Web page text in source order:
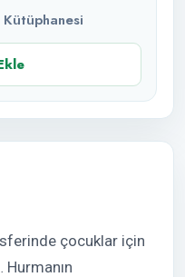
çocuklar için
Hurmanın